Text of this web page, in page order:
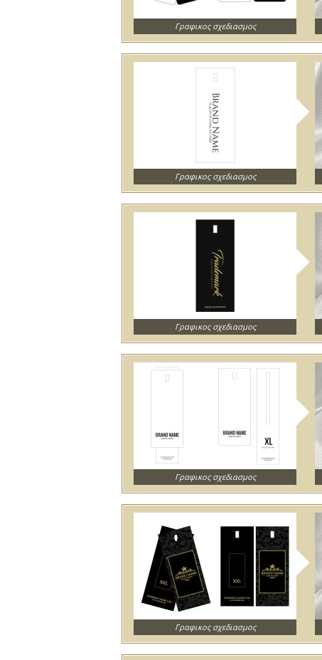
Γραφικος σχεδιασμος
Γραφικος σχεδιασμος
Γραφικος σχεδιασμος
Γραφικος σχεδιασμος
Γραφικος σχεδιασμος